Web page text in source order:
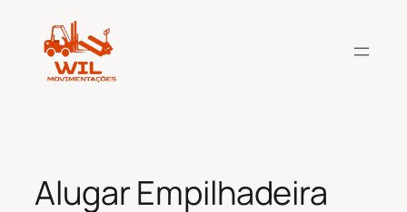
conteúdo
Alugar Empilhadeira